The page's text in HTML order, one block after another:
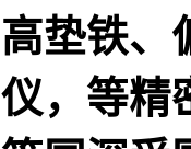
高垫铁、
仪，等精